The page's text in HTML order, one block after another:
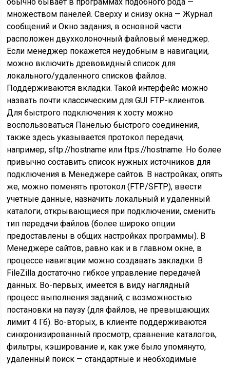
множеством панелей. Сверху и снизу окна — Журнал
сообщений и Окно задания, в основной части
расположен двухколоночный файловый менеджер.
Если менеджер покажется неудобным в навигации,
можно включить древовидный список для
локального/удаленного списков файлов.
Поддерживаются вкладки. Такой интерфейс можно
назвать почти классическим для GUI FTP-клиентов.
Для быстрого подключения к хосту можно
воспользоваться Панелью быстрого соединения,
также здесь указывается протокол передачи,
например, sftp://hostname или ftps://hostname. Но более
привычно составить список нужных источников для
подключения в Менеджере сайтов. В настройках, опять
же, можно поменять протокол (FTP/SFTP), ввести
учетные данные, назначить локальный и удаленный
каталоги, открывающиеся при подключении, сменить
тип передачи файлов (более широко опции
предоставлены в общих настройках программы). В
Менеджере сайтов, равно как и в главном окне, в
процессе навигации можно создавать закладки. В
FileZilla достаточно гибкое управление передачей
данных. Во-первых, имеется в виду наглядный
процесс выполнения заданий, с возможностью
постановки на паузу (для файлов, не превышающих
лимит 4 Гб). Во-вторых, в клиенте поддерживаются
синхронизированный просмотр, сравнение каталогов,
фильтры, кэширование и, как уже было упомянуто,
удаленный поиск — стандартные и необходимые